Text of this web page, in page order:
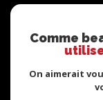
Comme
On aimerait